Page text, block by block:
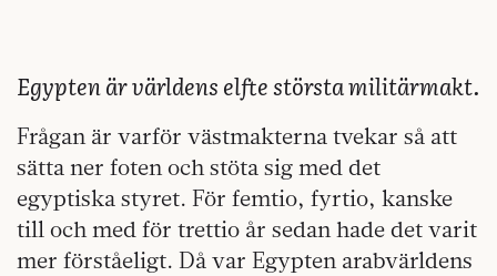
Egypten är världens elfte största militärmakt.
Frågan är varför västmakterna tvekar så att
sätta ner foten och stöta sig med det
egyptiska styret. För femtio, fyrtio, kanske
till och med för trettio år sedan hade det varit
mer förståeligt. Då var Egypten arabvärldens